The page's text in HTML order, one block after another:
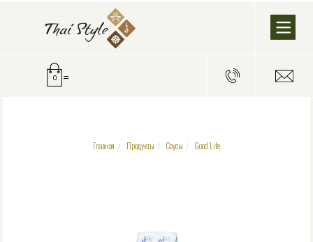
0 =
Главная / Продукты / Соусы / Good Life